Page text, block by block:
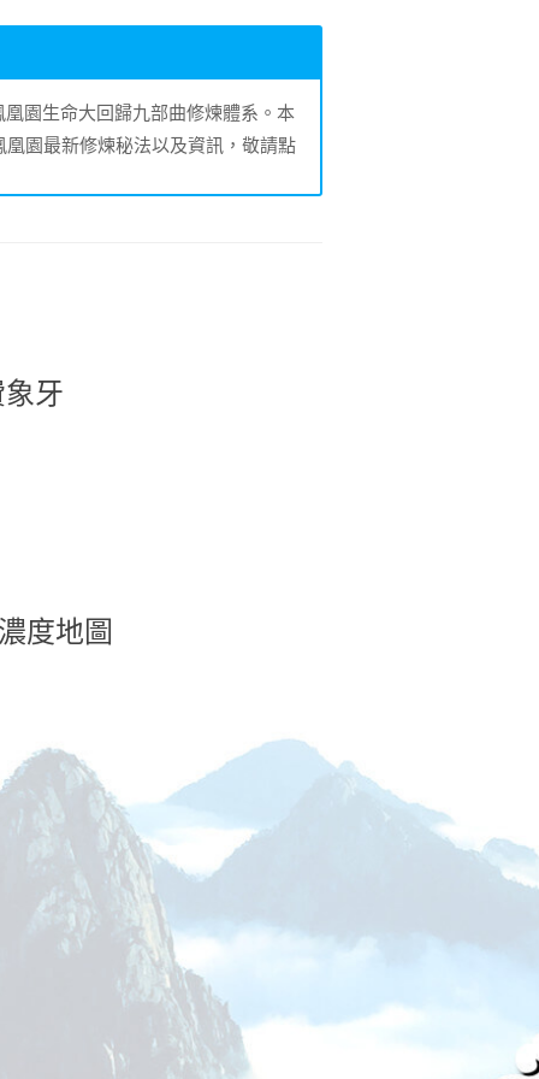
園生命大回歸九部曲修煉體系。本
園最新修煉秘法以及資訊，敬請點
牙
度地圖